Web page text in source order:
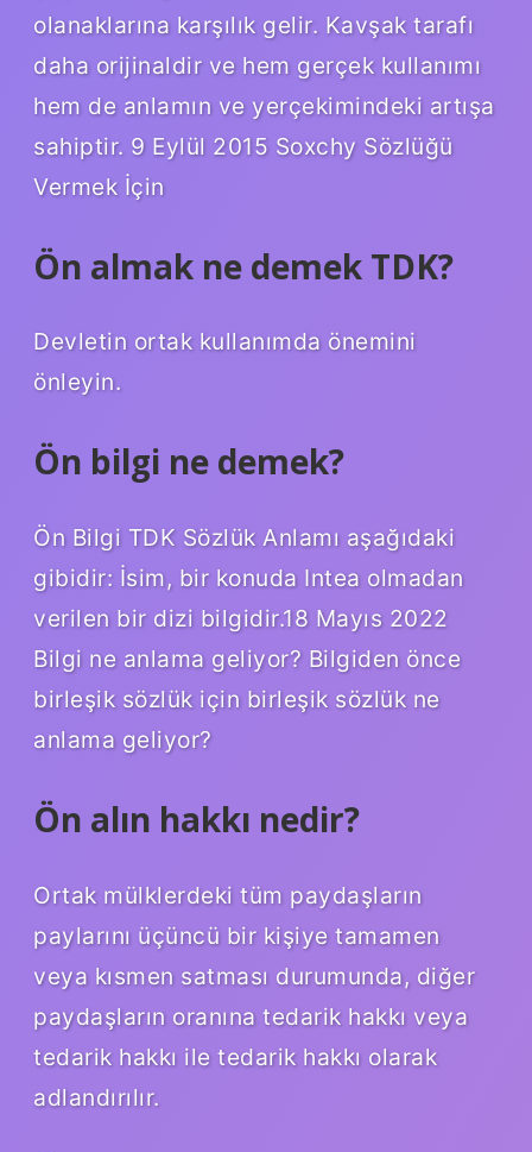
olanaklarına karşılık gelir. Kavşak tarafı
daha orijinaldir ve hem gerçek kullanımı
hem de anlamın ve yerçekimindeki artışa
sahiptir. 9 Eylül 2015 Soxchy Sözlüğü
Vermek İçin
Ön almak ne demek TDK?
Devletin ortak kullanımda önemini
önleyin.
Ön bilgi ne demek?
Ön Bilgi TDK Sözlük Anlamı aşağıdaki
gibidir: İsim, bir konuda Intea olmadan
verilen bir dizi bilgidir.18 Mayıs 2022
Bilgi ne anlama geliyor? Bilgiden önce
birleşik sözlük için birleşik sözlük ne
anlama geliyor?
Ön alın hakkı nedir?
Ortak mülklerdeki tüm paydaşların
paylarını üçüncü bir kişiye tamamen
veya kısmen satması durumunda, diğer
paydaşların oranına tedarik hakkı veya
tedarik hakkı ile tedarik hakkı olarak
adlandırılır.